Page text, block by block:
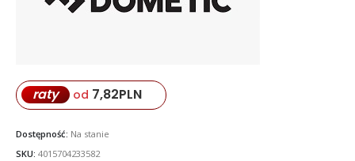
raty od 7,82PLN
Dostępność: Na stanie
SKU: 4015704233582